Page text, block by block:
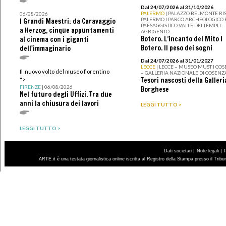
06/08/2026
I Grandi Maestri: da Caravaggio
a Herzog, cinque appuntamenti
al cinema con i giganti
dell'immaginario
Il nuovo volto del museo fiorentino
">
FIRENZE| 06/08/2026
Nel futuro degli Uffizi. Tra due
anni la chiusura dei lavori
LEGGI TUTTO >
Dal 24/07/2026 al 31/10/2026
PALERMO | PALAZZO BELMONTE
PALERMO I PARCO ARCHEOLOGICO
PAESAGGISTICO VALLE DEI TEMPLI -
AGRIGENTO
Botero. L’incanto del Mito I
Botero. Il peso dei sogni
Dal 24/07/2026 al 31/01/2027
LECCE | LECCE – MUSEO MUST I
– GALLERIA NAZIONALE DI
Tesori nascosti della
Borghese
LEGGI TUTTO >
Dati societari | Note legali |
ARTE.it è una testata giornalistica online iscritta al Registro della Stampa presso il